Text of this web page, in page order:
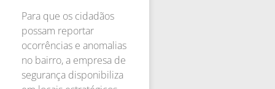
Para que os cidadãos
possam reportar
ocorrências e anomalias
no bairro, a empresa de
segurança disponibiliza